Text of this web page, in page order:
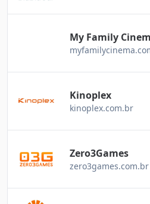
My Family
Kinoplex
kinoplex.com.br
Zero3Games
zero3games.com.br